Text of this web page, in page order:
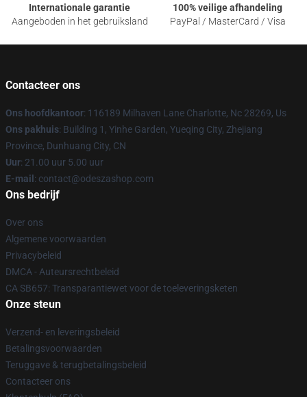
Internationale garantie
Aangeboden in het gebruiksland
100% veilige afhandeling
PayPal / MasterCard / Visa
Contacteer ons
Ons hoofdkantoor: 116189 Milhaven Lane Charlotte, Nc 28269, Us
Ons pakhuis: Building 1, Yinhe Garden, Yueqing City, Zhejiang
Province, Dunhuang City, CN
Uur: 21.00 uur 5.00 uur
E-mail : contact@odeszashop.com
Ons bedrijf
Over ons
Algemene voorwaarden
Privacybeleid
DMCA - Auteursrechtbeleid
CA SB657: Transparantiewet voor de toeleveringsketen
Onze steun
Verzend- en leveringsbeleid
Betalingsvoorwaarden
Teruggave & terugbetalingsbeleid
Contacteer ons